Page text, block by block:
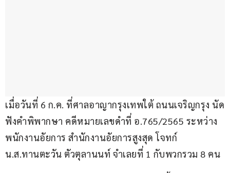
เมื่อวันที่ 6 ก.ค. ที่ศาลอาญากรุงเทพใต้ ถนนเจริญกรุง นัด
ฟังคำพิพากษา คดีหมายเลขดำที่ อ.765/2565 ระหว่าง
พนักงานอัยการ สำนักงานอัยการสูงสุด โจทก์
น.ส.ทานตะวัน ตัวตุลานนท์ จำเลยที่ 1 กับพวกรวม 8 คน